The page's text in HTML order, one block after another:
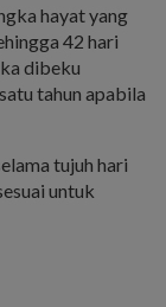
hayat yang
42 hari
dibeku
tahun apabila
tujuh hari
untuk